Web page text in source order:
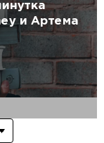
и Артема